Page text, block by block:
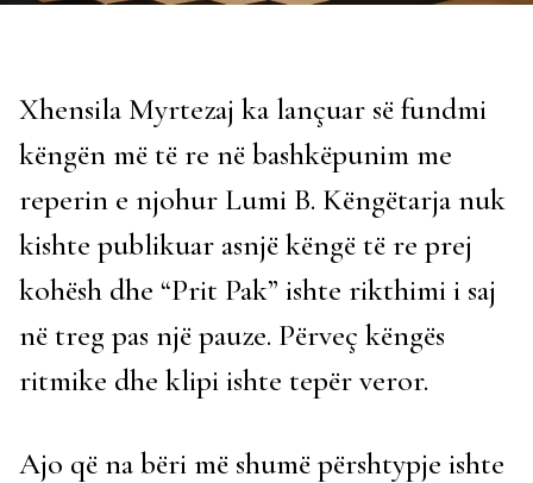
Xhensila Myrtezaj ka lançuar së fundmi
këngën më të re në bashkëpunim me
reperin e njohur Lumi B. Këngëtarja nuk
kishte publikuar asnjë këngë të re prej
kohësh dhe “Prit Pak” ishte rikthimi i saj
në treg pas një pauze. Përveç këngës
ritmike dhe klipi ishte tepër veror.
Ajo që na bëri më shumë përshtypje ishte